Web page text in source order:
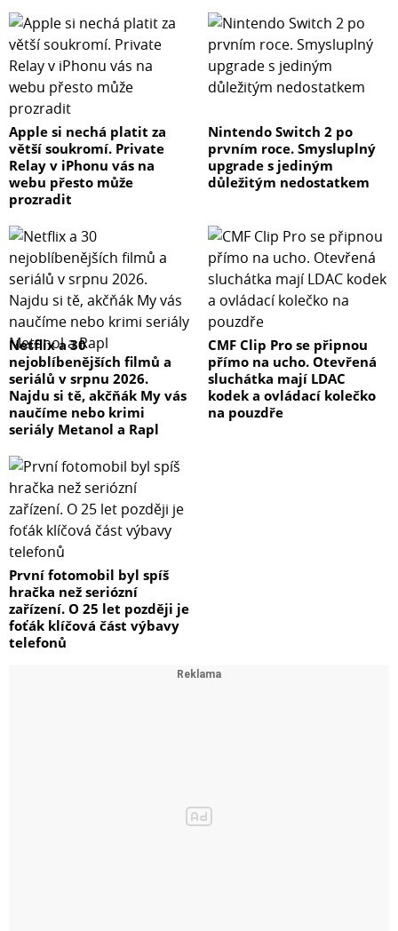
Apple si nechá platit za
větší soukromí. Private
Relay v iPhonu vás na
webu přesto může
prozradit
Nintendo Switch 2 po
prvním roce. Smysluplný
upgrade s jediným
důležitým nedostatkem
Netflix a 30
nejoblíbenějších filmů a
seriálů v srpnu 2026.
Najdu si tě, akčňák My vás
naučíme nebo krimi
seriály Metanol a Rapl
CMF Clip Pro se připnou
přímo na ucho. Otevřená
sluchátka mají LDAC
kodek a ovládací kolečko
na pouzdře
První fotomobil byl spíš
hračka než seriózní
zařízení. O 25 let později je
foťák klíčová část výbavy
telefonů